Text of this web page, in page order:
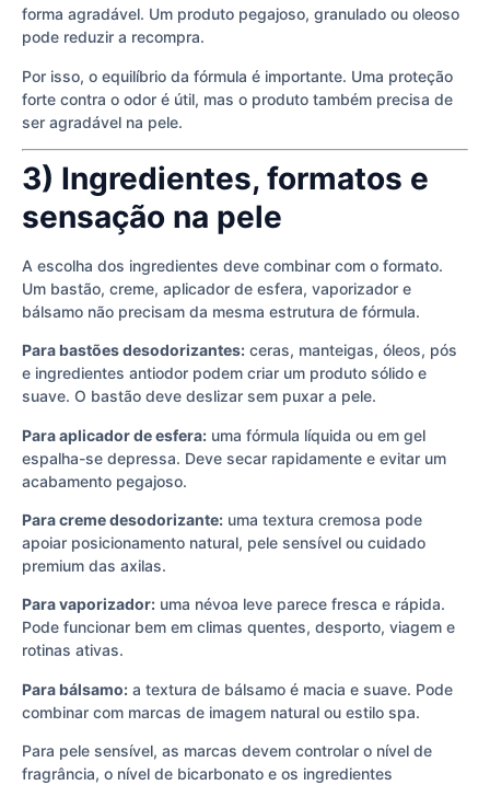
forma agradável. Um produto pegajoso, granulado ou oleoso
pode reduzir a recompra.
Por isso, o equilíbrio da fórmula é importante. Uma proteção
forte contra o odor é útil, mas o produto também precisa de
ser agradável na pele.
3) Ingredientes, formatos e
sensação na pele
A escolha dos ingredientes deve combinar com o formato.
Um bastão, creme, aplicador de esfera, vaporizador e
bálsamo não precisam da mesma estrutura de fórmula.
Para bastões desodorizantes: ceras, manteigas, óleos, pós
e ingredientes antiodor podem criar um produto sólido e
suave. O bastão deve deslizar sem puxar a pele.
Para aplicador de esfera: uma fórmula líquida ou em gel
espalha-se depressa. Deve secar rapidamente e evitar um
acabamento pegajoso.
Para creme desodorizante: uma textura cremosa pode
apoiar posicionamento natural, pele sensível ou cuidado
premium das axilas.
Para vaporizador: uma névoa leve parece fresca e rápida.
Pode funcionar bem em climas quentes, desporto, viagem e
rotinas ativas.
Para bálsamo: a textura de bálsamo é macia e suave. Pode
combinar com marcas de imagem natural ou estilo spa.
Para pele sensível, as marcas devem controlar o nível de
fragrância, o nível de bicarbonato e os ingredientes